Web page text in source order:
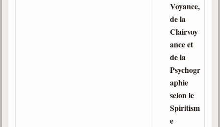
Voyance,
de la
Clairvoy
ance et
de la
Psychogr
aphie
selon le
Spiritism
e